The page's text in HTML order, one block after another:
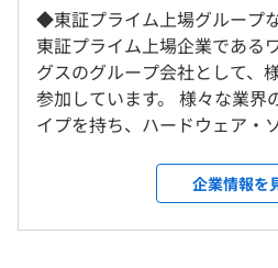
【営業所】
関東・福岡・広島・名古屋・大
【常駐エリア】
北海道・青森・岩手・宮城・秋
区・その他東京都・茨城・栃木
川・山梨・新潟・長野・富山・
・有給休暇（直近3年間の取得
・慶弔休暇
・特別休暇
・産前／産後休暇（取得実績あ
・育児休暇（男性社員も含めて
※プロジェクト先により、休日
◆東証プライム上場グループ
東証プライム上場企業である
グスのグループ会社として、
参加しています。 様々な業界
イプを持ち、ハードウェア・
当社は経営陣の大多数がエン
エンジニアファーストの社風
が充実しており、着実にエン
企業情報を